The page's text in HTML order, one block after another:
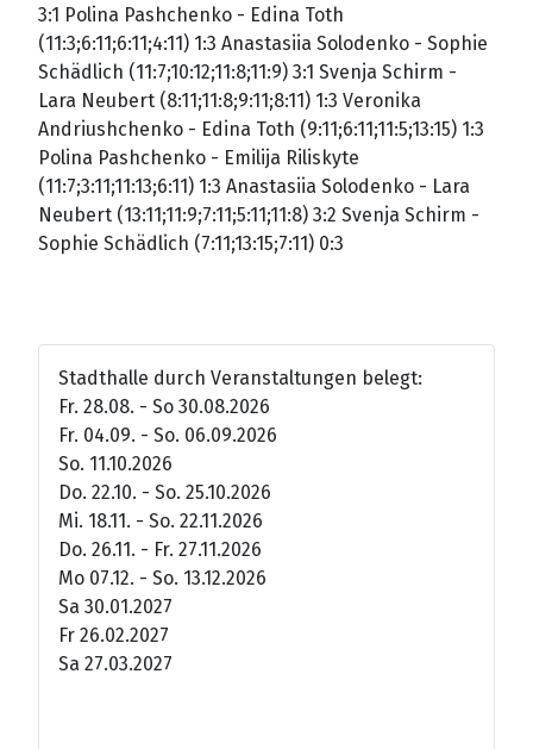
3:1 Polina Pashchenko - Edina Toth
(11:3;6:11;6:11;4:11) 1:3 Anastasiia Solodenko - Sophie
Schädlich (11:7;10:12;11:8;11:9) 3:1 Svenja Schirm -
Lara Neubert (8:11;11:8;9:11;8:11) 1:3 Veronika
Andriushchenko - Edina Toth (9:11;6:11;11:5;13:15) 1:3
Polina Pashchenko - Emilija Riliskyte
(11:7;3:11;11:13;6:11) 1:3 Anastasiia Solodenko - Lara
Neubert (13:11;11:9;7:11;5:11;11:8) 3:2 Svenja Schirm -
Sophie Schädlich (7:11;13:15;7:11) 0:3
Stadthalle durch Veranstaltungen belegt:
Fr. 28.08. - So 30.08.2026
Fr. 04.09. - So. 06.09.2026
So. 11.10.2026
Do. 22.10. - So. 25.10.2026
Mi. 18.11. - So. 22.11.2026
Do. 26.11. - Fr. 27.11.2026
Mo 07.12. - So. 13.12.2026
Sa 30.01.2027
Fr 26.02.2027
Sa 27.03.2027